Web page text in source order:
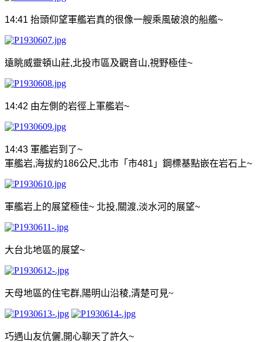
14:41 抬頭仰望軍艦岩真的很像一艘乘風破浪的船艦~
遠眺威靈頓山莊,北投市區及觀音山,視野極佳~
14:42 由左側的岩徑上軍艦岩~
14:43 軍艦岩到了~
軍艦岩,海拔約186公尺,北市「市481 」鋼標基點嵌在岩石上~
軍艦岩上的展望極佳~ 北投,關渡,淡水河的展望~
大台北地區的展望~
天母地區的住宅群,陽明山沿稜,清楚可見~
巧遇山友伉儷,開心聊天了許久~